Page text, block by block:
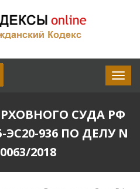
СУДА РФ
ЭС20-936 ПО ДЕЛУ N
2018